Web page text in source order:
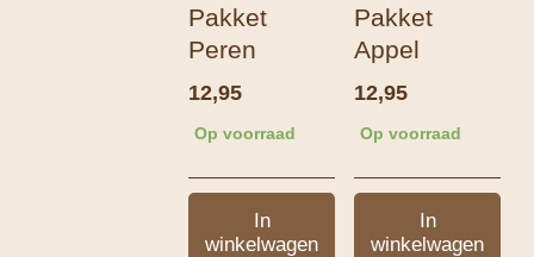
Pakket
Peren
12,95
Op voorraad
In
winkelwagen
Pakket
Appel
12,95
Op voorraad
In
winkelwagen